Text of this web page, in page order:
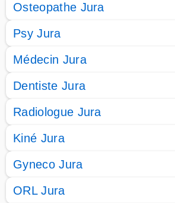
Osteopathe Jura
Psy Jura
Médecin Jura
Dentiste Jura
Radiologue Jura
Kiné Jura
Gyneco Jura
ORL Jura